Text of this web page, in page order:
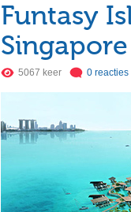
Funtasy
Singapore
5067 keer 0 reacties